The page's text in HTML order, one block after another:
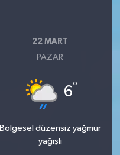
22 MART
PAZAR
6°
Bölgesel düzensiz yağmur
yağışlı